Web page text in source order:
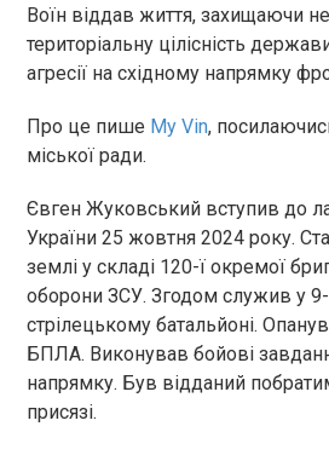
Воїн віддав життя, захищаючи
територіальну цілісність
агресії на східному напрямку
Про це пише My Vin,
міської ради.
Євген Жуковський вступив до
України 25 жовтня 2024 року.
землі у складі 120-ї окремої
оборони ЗСУ. Згодом служив у
стрілецькому батальйоні.
БПЛА. Виконував бойові
напрямку. Був відданий
присязі.